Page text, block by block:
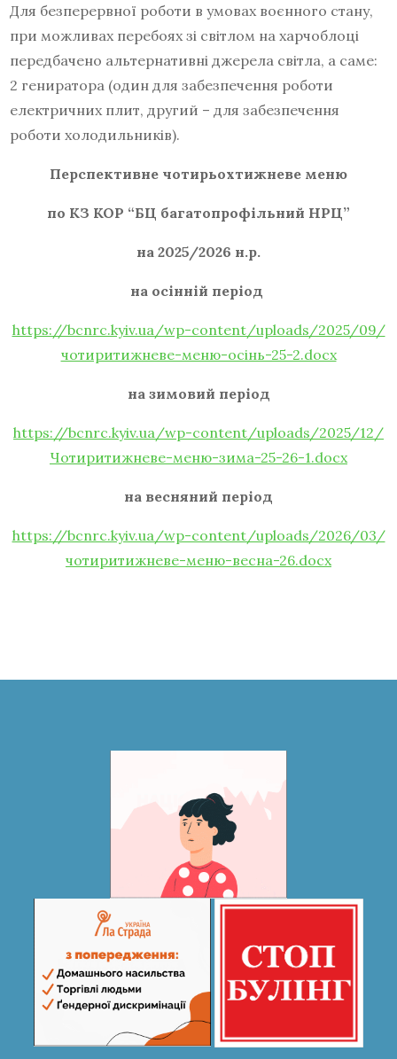
Для безперервної роботи в умовах воєнного стану,
при можливах перебоях зі світлом на харчоблоці
передбачено альтернативні джерела світла, а саме:
2 гениратора (один для забезпечення роботи
електричних плит, другий – для забезпечення
роботи холодильників).
Перспективне чотирьохтижневе меню
по КЗ КОР “БЦ багатопрофільний НРЦ”
на 2025/2026 н.р.
на осінній період
https://bcnrc.kyiv.ua/wp-content/uploads/2025/09/
чотиритижневе-меню-осінь-25-2.docx
на зимовий період
https://bcnrc.kyiv.ua/wp-content/uploads/2025/12/
Чотиритижневе-меню-зима-25-26-1.docx
на весняний період
https://bcnrc.kyiv.ua/wp-content/uploads/2026/03/
чотиритижневе-меню-весна-26.docx